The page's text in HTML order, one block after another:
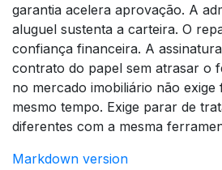
garantia acelera aprovação. A
aluguel sustenta a carteira. O
confiança financeira. A
contrato do papel sem atrasar o
no mercado imobiliário não exige
mesmo tempo. Exige parar de
diferentes com a mesma
Markdown version